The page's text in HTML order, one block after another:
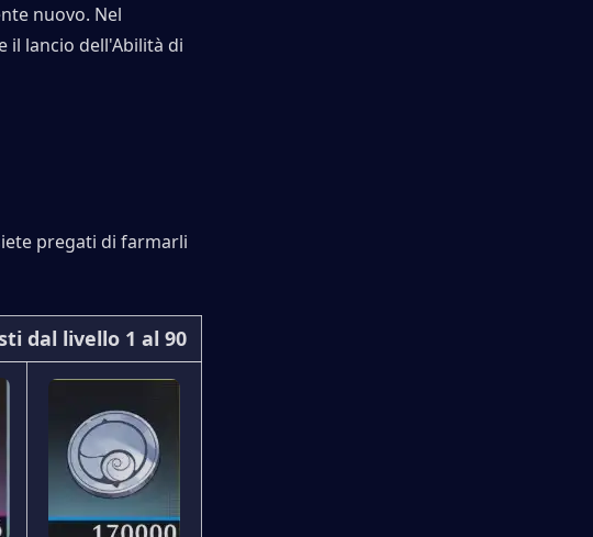
nuovo. Nel
il lancio dell'Abilità di
pregati di farmarli
dal livello 1 al 90